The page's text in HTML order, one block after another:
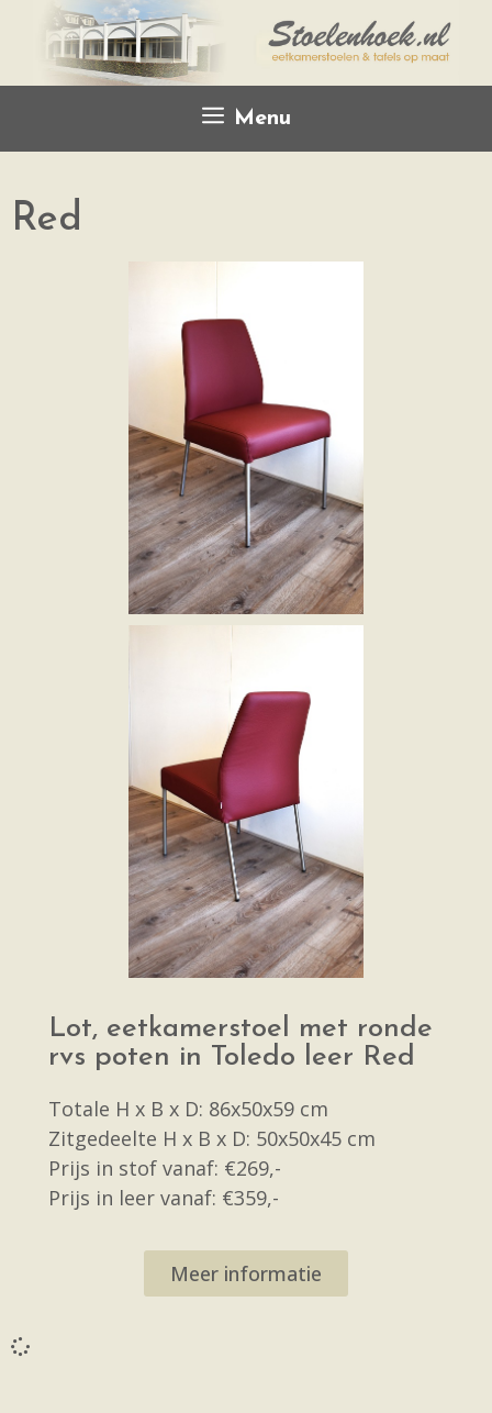
Menu
Red
Lot, eetkamerstoel met ronde
rvs poten in Toledo leer Red
Totale H x B x D: 86x50x59 cm
Zitgedeelte H x B x D: 50x50x45 cm
Prijs in stof vanaf: €269,-
Prijs in leer vanaf: €359,-
Meer informatie